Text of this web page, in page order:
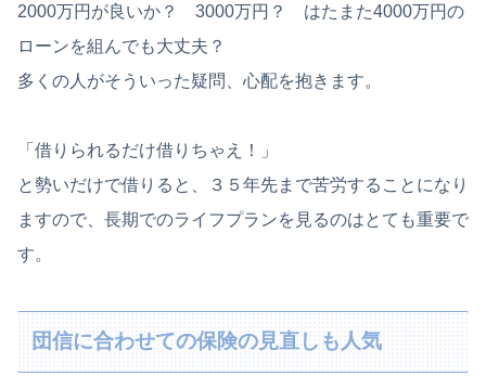
2000万円が良いか？ 3000万円？ はたまた4000万円の
ローンを組んでも大丈夫？
多くの人がそういった疑問、心配を抱きます。
「借りられるだけ借りちゃえ！」
と勢いだけで借りると、３５年先まで苦労することになり
ますので、長期でのライフプランを見るのはとても重要で
す。
団信に合わせての保険の見直しも人気